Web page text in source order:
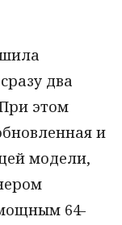
два
этом
и
модели,
64-